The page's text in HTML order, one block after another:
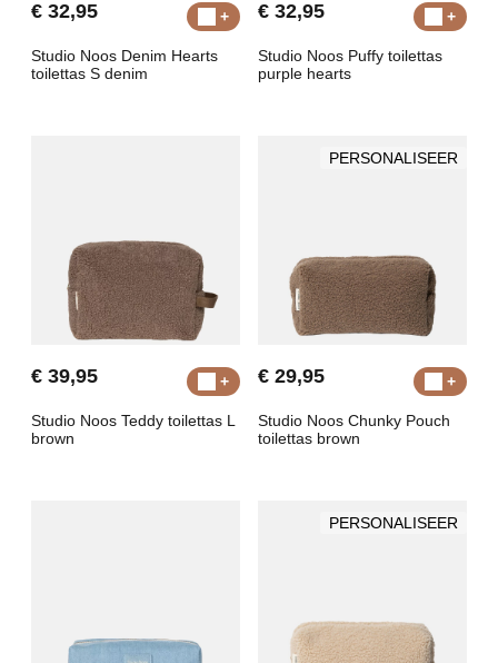
€ 32,95
Studio Noos Denim Hearts
toilettas S denim
€ 32,95
Studio Noos Puffy toilettas
purple hearts
€ 39,95
Studio Noos Teddy toilettas L
brown
PERSONALISEER
€ 29,95
Studio Noos Chunky Pouch
toilettas brown
PERSONALISEER